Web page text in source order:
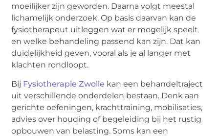
moeilijker zijn geworden. Daarna volgt meestal
lichamelijk onderzoek. Op basis daarvan kan de
fysiotherapeut uitleggen wat er mogelijk speelt
en welke behandeling passend kan zijn. Dat kan
duidelijkheid geven, vooral als je al langer met
klachten rondloopt.
Bij Fysiotherapie Zwolle kan een behandeltraject
uit verschillende onderdelen bestaan. Denk aan
gerichte oefeningen, krachttraining, mobilisaties,
advies over houding of begeleiding bij het rustig
opbouwen van belasting. Soms kan een